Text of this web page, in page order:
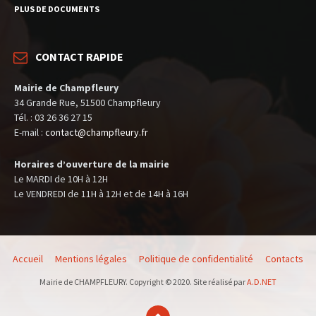
PLUS DE DOCUMENTS
CONTACT RAPIDE
Mairie de Champfleury
34 Grande Rue, 51500 Champfleury
Tél. : 03 26 36 27 15
E-mail : contact@champfleury.fr
Horaires d’ouverture de la mairie
Le MARDI de 10H à 12H
Le VENDREDI de 11H à 12H et de 14H à 16H
Accueil Mentions légales Politique de confidentialité Contacts
Mairie de CHAMPFLEURY. Copyright © 2020. Site réalisé parA.D.NET